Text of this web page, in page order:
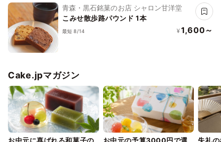
青森・黒石銘菓のお店 シャロン甘洋堂
こみせ散歩路パウンド 1本
最短 8/14 ¥ 1,600～
Cake.jpマガジン